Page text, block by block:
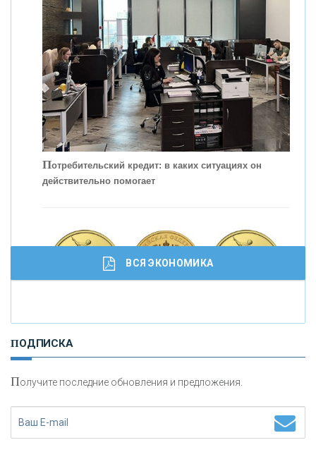
Скорость - один из главных трендов в
кредитовании бизнеса - «Интервью»
Потребительский кредит: в каких ситуациях он
действительно помогает
И
сохранения и увеличения капитала
ВСЯ ЭКОНОМИКА
ПОДПИСКА
Получите последние обновления и предложения.